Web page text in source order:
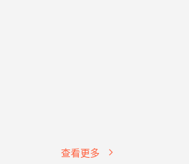
查看更多